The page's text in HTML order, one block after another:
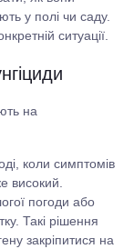
у полі чи саду.
ситуації.
на
коли симптомів
високий.
погоди або
Такі рішення
закріпитися на